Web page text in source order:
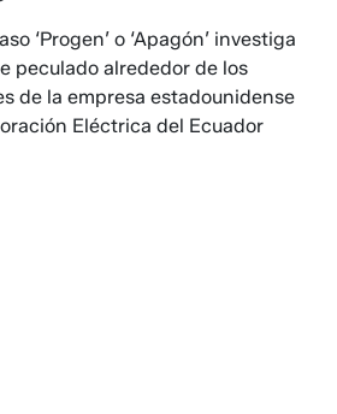
‘Progen’ o ‘Apagón’ investiga
peculado alrededor de los
de la empresa estadounidense
Eléctrica del Ecuador